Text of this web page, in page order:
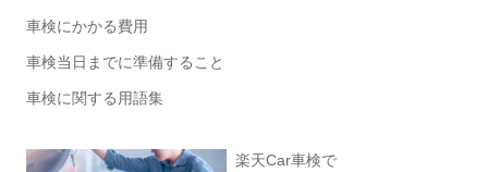
車検にかかる費用
車検当日までに準備すること
車検に関する用語集
楽天Car車検で